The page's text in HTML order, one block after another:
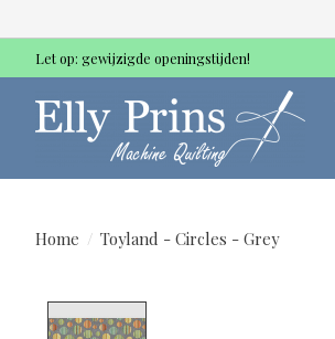
Let op: gewijzigde openingstijden!
Home / Toyland - Circles - Grey